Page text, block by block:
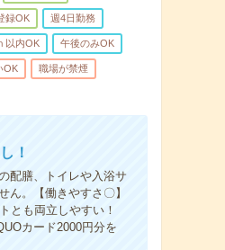
録OK 週4日勤務
以内OK 午後のみOK
OK 職場が禁煙
！
配膳、トイレや入浴サ
。【働きやすさ〇】
とも両立しやすい！
カード2000円分を